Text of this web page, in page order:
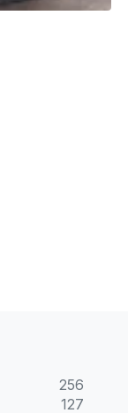
256
127